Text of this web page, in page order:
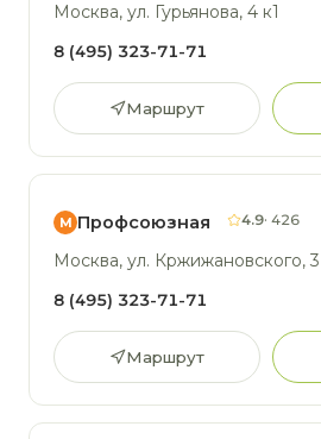
Москва, ул. Гурьянова, 4 к1
8 (495) 323-71-71
Маршрут
М Профсоюзная 4.9· 426
Москва, ул. Кржижановского, 3
8 (495) 323-71-71
Маршрут